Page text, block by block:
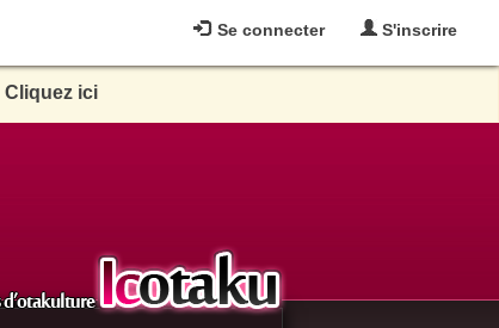
Se connecter S'inscrire
Cliquez ici